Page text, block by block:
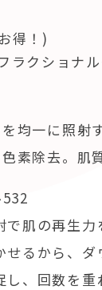
得！)
ラクショナ
均一に照射
素除去。肌
肌の再生力
せるから、
し、回数を